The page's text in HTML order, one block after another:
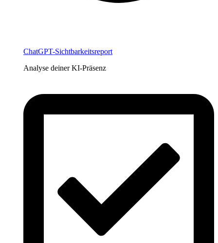
ChatGPT-Sichtbarkeitsreport
Analyse deiner KI-Präsenz